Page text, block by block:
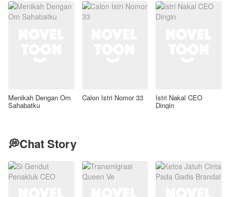
AZRAEL
Menikah Dengan Om
Sahabatku
Calon Istri Nomor 33 Istri Nakal CEO
Dingin
💭Chat Story